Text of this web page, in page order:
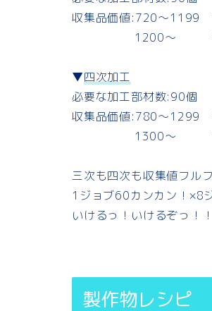
収集品価値:720～1199
1200～ モーエ
▼四次加工
必要な加工部材数:90個
収集品価値:780～1299
1300～ モーエ
三次も四次も収集値フル
1ジョブ60カンカン！×8
いけるっ！いけるぞっ！！
製作物レシピ